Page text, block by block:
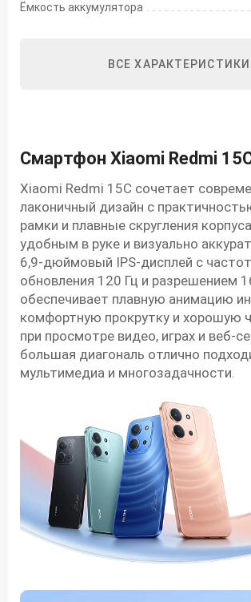
Ёмкость аккумулятора
ВСЕ ХАРАКТЕРИСТИКИ
Смартфон Xiaomi Redmi
Xiaomi Redmi 15C сочетает
лаконичный дизайн с
рамки и плавные скругления
удобным в руке и визуально
6,9‑дюймовый IPS‑дисплей с
обновления 120 Гц и разрешением
обеспечивает плавную анимацию
комфортную прокрутку и хорошую
при просмотре видео, играх и
большая диагональ отлично
мультимедиа и многозадачности.